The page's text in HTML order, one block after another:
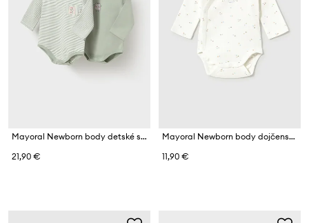
Mayoral Newborn body detské s bavlnou 2-pak
21,90 €
Mayoral Newborn body dojčenské bavlnené
11,90 €